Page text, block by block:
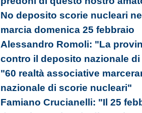
No deposito scorie nucleari
marcia domenica 25 febbraio
Alessandro Romoli: "La
contro il deposito nazionale
"60 realtà associative
nazionale di scorie nucleari"
Famiano Crucianelli: "Il 25